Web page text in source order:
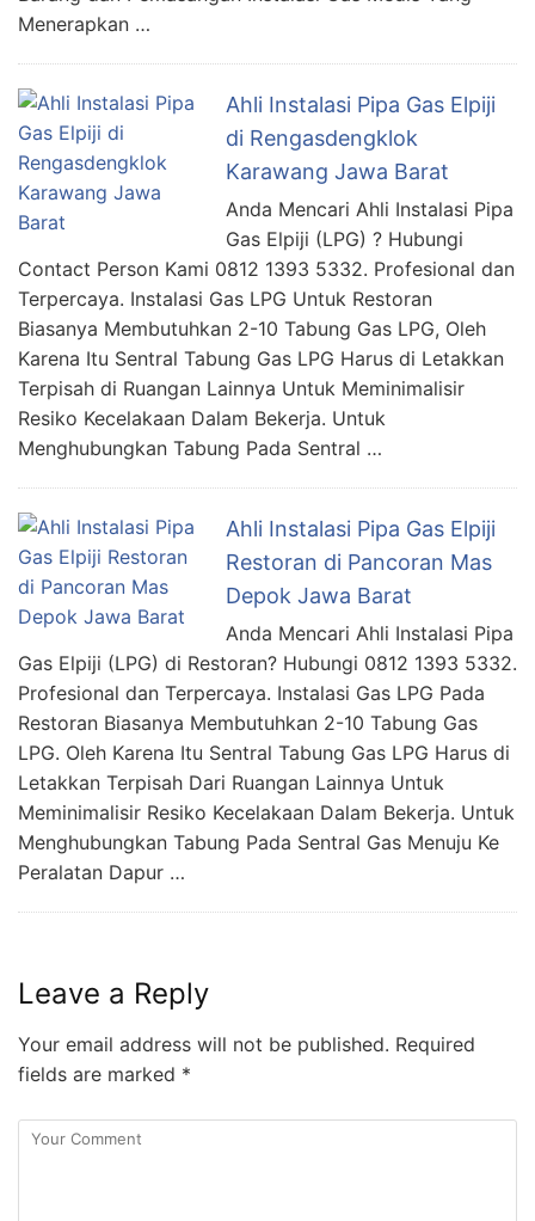
Menerapkan …
Ahli Instalasi Pipa Gas Elpiji
di Rengasdengklok
Karawang Jawa Barat
Anda Mencari Ahli Instalasi Pipa
Gas Elpiji (LPG) ? Hubungi
Contact Person Kami 0812 1393 5332. Profesional dan
Terpercaya. Instalasi Gas LPG Untuk Restoran
Biasanya Membutuhkan 2-10 Tabung Gas LPG, Oleh
Karena Itu Sentral Tabung Gas LPG Harus di Letakkan
Terpisah di Ruangan Lainnya Untuk Meminimalisir
Resiko Kecelakaan Dalam Bekerja. Untuk
Menghubungkan Tabung Pada Sentral …
Ahli Instalasi Pipa Gas Elpiji
Restoran di Pancoran Mas
Depok Jawa Barat
Anda Mencari Ahli Instalasi Pipa
Gas Elpiji (LPG) di Restoran? Hubungi 0812 1393 5332.
Profesional dan Terpercaya. Instalasi Gas LPG Pada
Restoran Biasanya Membutuhkan 2-10 Tabung Gas
LPG. Oleh Karena Itu Sentral Tabung Gas LPG Harus di
Letakkan Terpisah Dari Ruangan Lainnya Untuk
Meminimalisir Resiko Kecelakaan Dalam Bekerja. Untuk
Menghubungkan Tabung Pada Sentral Gas Menuju Ke
Peralatan Dapur …
Leave a Reply
Your email address will not be published. Required
fields are marked *